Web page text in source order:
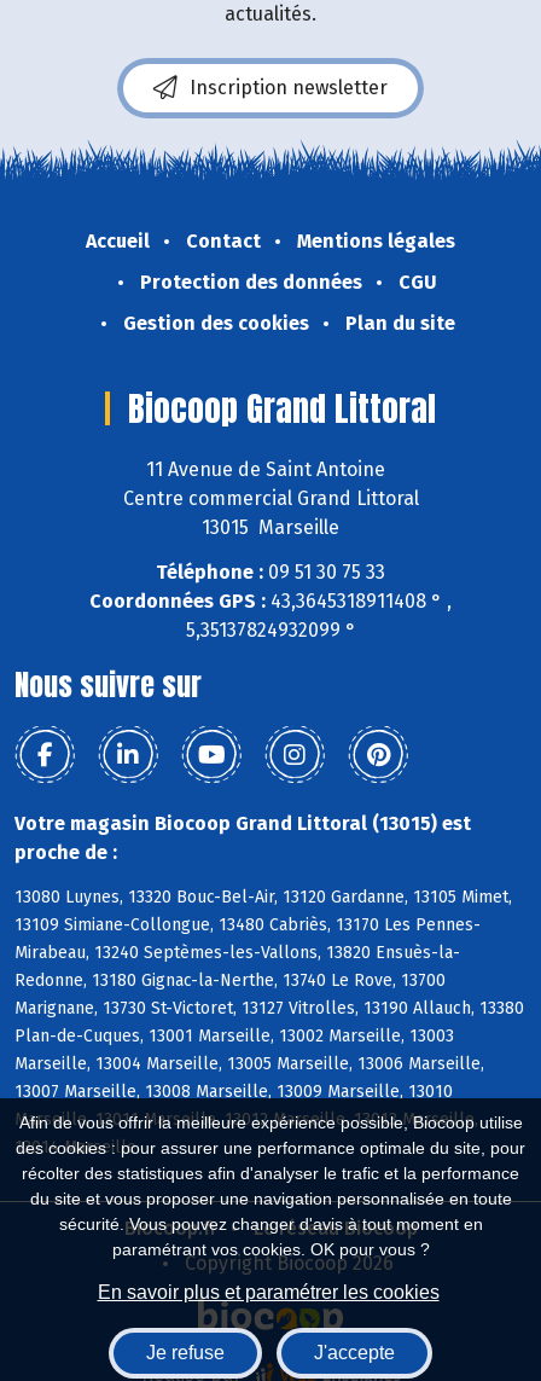
Afin de vous offrir la meilleure expérience possible, Biocoop utilise
des cookies : pour assurer une performance optimale du site, pour
récolter des statistiques afin d'analyser le trafic et la performance
du site et vous proposer une navigation personnalisée en toute
sécurité. Vous pouvez changer d'avis à tout moment en
paramétrant vos cookies. OK pour vous ?
En savoir plus et paramétrer les cookies
Je refuse J'accepte
actualités.
Inscription newsletter
Accueil Contact
Mentions légales
Protection des données
CGU
Gestion des cookies
Plan du site
Biocoop Grand Littoral
11 Avenue de Saint Antoine
Centre commercial Grand Littoral
13015 Marseille
Téléphone : 09 51 30 75 33
Coordonnées GPS : 43,3645318911408 ° ,
5,35137824932099 °
Nous suivre sur
Votre magasin Biocoop Grand Littoral (13015) est
proche de :
13080 Luynes, 13320 Bouc-Bel-Air, 13120 Gardanne, 13105 Mimet,
13109 Simiane-Collongue, 13480 Cabriès, 13170 Les Pennes-
Mirabeau, 13240 Septèmes-les-Vallons, 13820 Ensuès-la-
Redonne, 13180 Gignac-la-Nerthe, 13740 Le Rove, 13700
Marignane, 13730 St-Victoret, 13127 Vitrolles, 13190 Allauch, 13380
Plan-de-Cuques, 13001 Marseille, 13002 Marseille, 13003
Marseille, 13004 Marseille, 13005 Marseille, 13006 Marseille,
13007 Marseille, 13008 Marseille, 13009 Marseille, 13010
Marseille, 13011 Marseille, 13012 Marseille, 13013 Marseille,
13014 Marseille
Biocoop.fr
Le réseau Biocoop
Copyright Biocoop 2026
Réalisé par